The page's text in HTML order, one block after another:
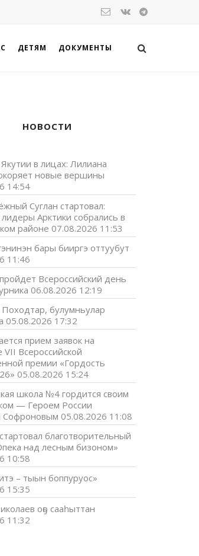
ДЕТЯМ ДОКУМЕНТЫ
НОВОСТИ
в лицах: Лилиана
новые вершины
14:54
Суглан стартовал:
Арктики собрались в
районе 07.08.2026 11:53
бары бииргэ оттуубут
11:46
Всероссийский день
06.08.2026 12:19
булумньулар
05.08.2026 17:32
прием заявок на
VII Всероссийской
премии «Гордость
05.08.2026 15:24
школа №4 гордится своим
— Героем России
Софроновым 05.08.2026 11:08
благотворительный
над лесным бизоном»
10:58
– тыын боппуруос»
15:35
оҕо сааһыттан
11:32